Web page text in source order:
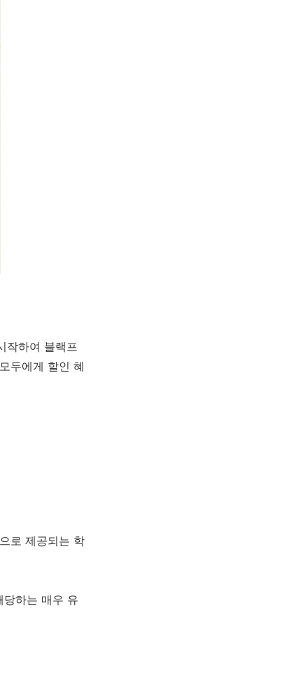
작하여 블랙프
두에게 할인 혜
로 제공되는 학
하는 매우 유